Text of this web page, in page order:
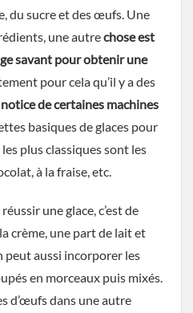
du sucre et des œufs. Une
une autrechose est
savant pour obtenir une
pour cela qu’il y a des
de certaines machines
basiques de glaces pour
plus classiques sont les
à la fraise, etc.
une glace, c’est de
crème, une part de lait et
peut aussi incorporer les
en morceaux puis mixés.
d’œufs dans une autre